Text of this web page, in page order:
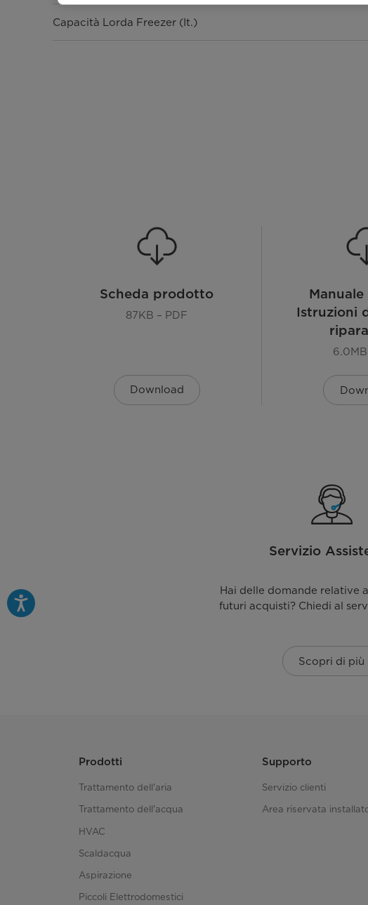
Capacità Lorda Freezer (It.)
Refrigerante Tipo, (g)
Alimentazione
Consumo Energetico(kWh 24h) Consumo Energetico
Scheda prodotto
87KB – PDF
Download
Istruzioni
Servizio
Hai delle domande relative
futuri acquisti? Chiedi al
Scopri di più
Prodotti
Trattamento dell'aria
Trattamento dell'acqua
HVAC
Scaldacqua
Aspirazione
Piccoli Elettrodomestici
Supporto
Servizio clienti
Area riservata